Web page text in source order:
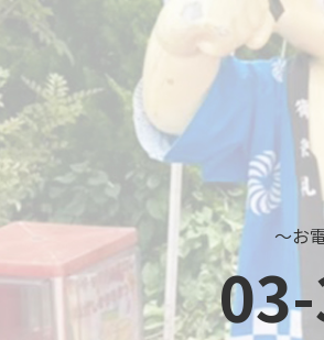
～お